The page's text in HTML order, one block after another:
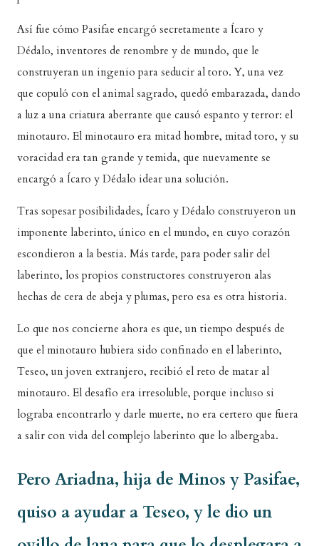
Así fue cómo Pasifae encargó secretamente a Ícaro y
Dédalo, inventores de renombre y de mundo, que le
construyeran un ingenio para seducir al toro. Y, una vez
que copuló con el animal sagrado, quedó embarazada, dando
a luz a una criatura aberrante que causó espanto y terror: el
minotauro. El minotauro era mitad hombre, mitad toro, y su
voracidad era tan grande y temida, que nuevamente se
encargó a Ícaro y Dédalo idear una solución.
Tras sopesar posibilidades, Ícaro y Dédalo construyeron un
imponente laberinto, único en el mundo, en cuyo corazón
escondieron a la bestia. Más tarde, para poder salir del
laberinto, los propios constructores construyeron alas
hechas de cera de abeja y plumas, pero esa es otra historia.
Lo que nos concierne ahora es que, un tiempo después de
que el minotauro hubiera sido confinado en el laberinto,
Teseo, un joven extranjero, recibió el reto de matar al
minotauro. El desafío era irresoluble, porque incluso si
lograba encontrarlo y darle muerte, no era certero que fuera
a salir con vida del complejo laberinto que lo albergaba.
Pero Ariadna, hija de Minos y Pasifae,
quiso a ayudar a Teseo, y le dio un